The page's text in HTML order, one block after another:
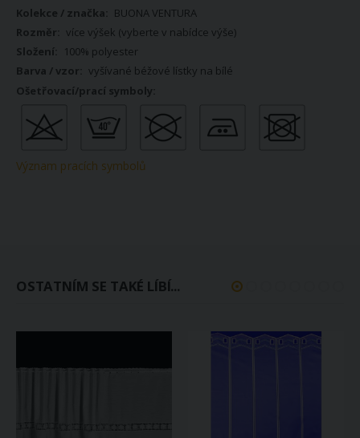
Více
informací
BUONA VENTURA
více výšek (vyberte v nabídce výše)
100% polyester
vyšívané béžové lístky na bílé
Význam pracích symbolů
OSTATNÍM SE TAKÉ LÍBÍ...